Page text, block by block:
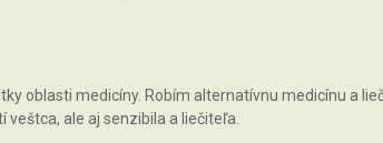
oblasti medicíny. Robím alternatívnu medicínu a
ale aj senzibila a liečiteľa.